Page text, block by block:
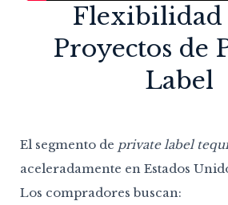
Flexibilidad
Proyectos de
Label
El segmento de private label
aceleradamente en Estados
Los compradores buscan: